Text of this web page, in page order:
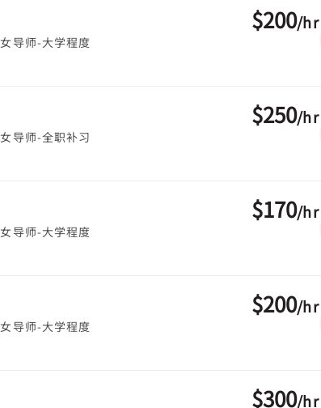
女导师-大学程度
$200/hr
女导师-全职补习
$250/hr
女导师-大学程度
$170/hr
女导师-大学程度
$200/hr
$300/hr